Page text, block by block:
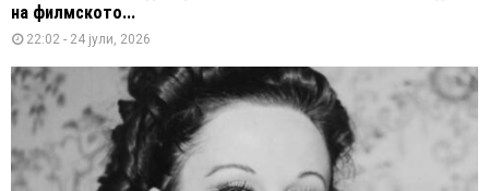
на филмското...
22:02 - 24 јули, 2026